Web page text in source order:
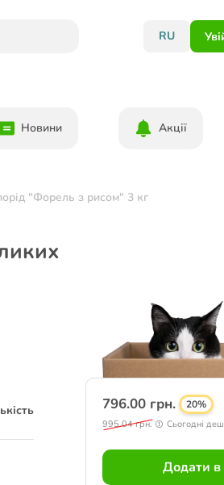
RU
Новини Акції
"Форель з рисом" 3 кг
796.00 грн. 20%
995.04 грн. Сьогодні
Додати